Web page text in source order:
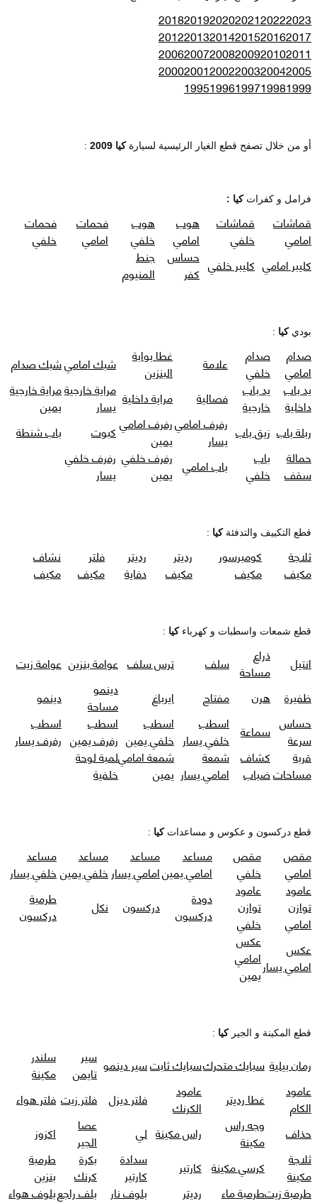
2023
2022
2021
2020
2019
2018
2017
2016
2015
2014
2013
2012
2011
2010
2009
2008
2007
2006
2005
2004
2003
2002
2001
2000
1999
1998
1997
1996
1995
أو من خلال تصفح قطع الغيار الرئيسية لسيارةكيا 2009 :
فرامل و كفراتكيا :
قماشات
امامي
قماشات
خلفي
هوب
امامي
هوب
خلفي
فحمات
امامي
فحمات
خلفي
كليبر امامي كليبر خلفي حساس
كفر
جنط
المنيوم
بوديكيا :
صدام
امامي
صدام
خلفي
علامة
غطا بوابة
البنزين
شبك اماميشبك صدام
يد باب
داخلية
يد باب
خارجية
فصالية مراية داخلية مراية خارجية
يسار
مراية خارجية
يمين
ربلة باب زيق باب رفرف امامي
يسار
رفرف امامي
يمين
كبوت
باب شنطة
حمالة
سقف
باب
خلفي
باب امامي رفرف خلفي
يمين
رفرف خلفي
يسار
قطع التكييف والتدفئةكيا :
ثلاجة
مكيف
كومبرسور
مكيف
رديتر
مكيف
رديتر
دفاية
فلتر
مكيف
نشاف
مكيف
قطع شمعات واسطبات و كهرباءكيا :
انتيل
ذراع
مساحة سلف ترس سلف عوامة بنزين عوامة زيت
ظفيرة
هرن مفتاح ايرباغ
دينمو
مساحة
دينمو
حساس
سرعة
سماعة اسطب
خلفي يسار
اسطب
خلفي يمين
اسطب
رفرف يمين
اسطب
رفرف يسار
قربة
مساحات
كشاف
ضباب
شمعة
امامي يسار
شمعة امامي
يمين
لمبة لوحة
خلفية
قطع دركسون و عكوس و مساعداتكيا :
مقص
امامي
مقص
خلفي
مساعد
امامي يمين
مساعد
امامي يسار
مساعد
خلفي يمين
مساعد
خلفي يسار
عامود
توازن
امامي
عامود
توازن
خلفي
دودة
دركسون
دركسون نكل
طرمبة
دركسون
عكس
امامي يسار
عكس
امامي
يمين
قطع المكينة و الجيركيا :
رمان بيلية سبايك متحركسبايك ثابتسير دينمو سير
تايمن
سلندر
مكينة
عامود
الكام
غطا رديتر
عامود
الكرنك
فلتر ديزل فلتر زيت فلتر هواء
حذاف
وجه راس
مكينة
راس مكينة لي
عصا
الجير
اكزوز
ثلاجة
مكينة
كرسي مكينة كارتير
سدادة
كارتير
بكرة
كرنك
طرمبة
بنزين
طرمبة زيتطرمبة ماء رديتر بلوف نار بلف راجعبلوف هواء